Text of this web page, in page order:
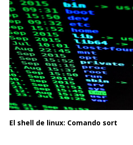
El shell de linux: Comando sort